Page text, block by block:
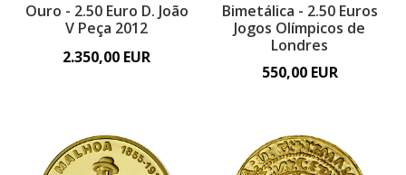
Ouro - 2.50 Euro D. João
V Peça 2012
2.350,00 EUR
Bimetálica - 2.50 Euros
Jogos Olímpicos de
Londres
550,00 EUR